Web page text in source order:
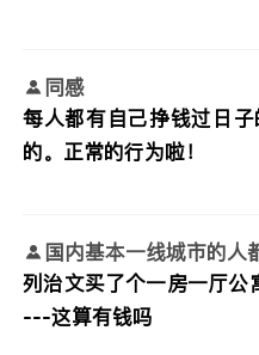
同感
每人都有自己挣钱过日
的。正常的行为啦！
国内基本一线城市的人
列治文买了个一房一厅公
---这算有钱吗